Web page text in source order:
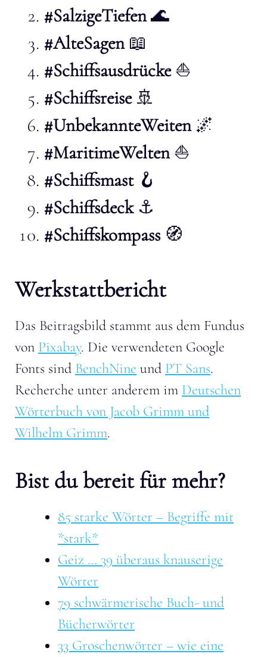
#SalzigeTiefen🌊
#AlteSagen📖
#Schiffsausdrücke⛵
#Schiffsreise🚢️
#UnbekannteWeiten🌌
#MaritimeWelten⛵
#Schiffsmast🪝
#Schiffsdeck⚓
#Schiffskompass🧭
Werkstattbericht
Das Beitragsbild stammt aus dem Fundus
von Pixabay. Die verwendeten Google
Fonts sind BenchNine und PT Sans.
Recherche unter anderem im Deutschen
Wörterbuch von Jacob Grimm und
Wilhelm Grimm.
Bist du bereit für mehr?
85 starke Wörter – Begriffe mit
*stark*
Geiz … 39 überaus knauserige
Wörter
79 schwärmerische Buch- und
Bücherwörter
33 Groschenwörter – wie eine